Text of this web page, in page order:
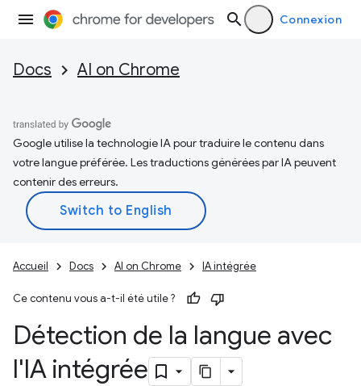
Connexion
Docs AI on Chrome
Google utilise la technologie IA pour traduire le contenu dans
votre langue préférée. Les traductions générées par IA peuvent
contenir des erreurs.
Accueil Docs AI on Chrome IA intégrée
Ce contenu vous a-t-il été utile ?
Détection de la langue avec
l'IA intégrée